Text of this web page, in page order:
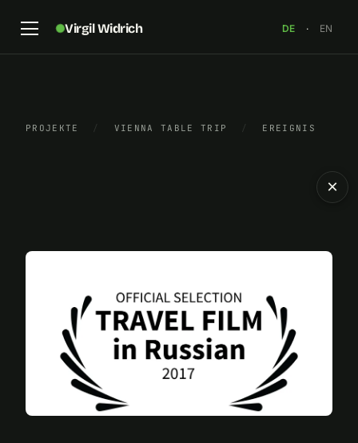
Virgil Widrich DE · EN
PROJEKTE / VIENNA TABLE TRIP / EREIGNIS
×